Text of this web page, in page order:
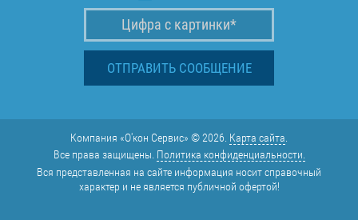
Компания «О'кон Сервис» © 2026. Карта сайта
Все права защищены. Политика конфиденциальности.
Вся представленная на сайте информация носит справочный
характер и не является публичной офертой!